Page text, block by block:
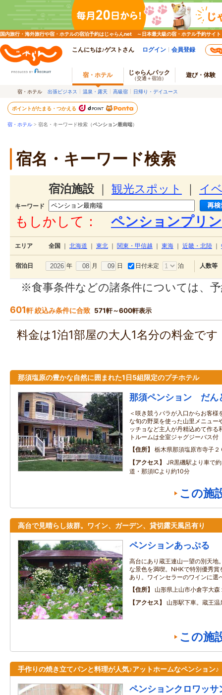
国内旅行・海外旅行や宿・ホテルの宿泊予約はじゃらんnet ～日本最大級の宿・ホテル予約サイト
こんにちは♪ゲストさん ログイン 会員登録
宿・ホテル じゃらんパック
（交通＋宿泊） 遊び・体験
宿・ホテル 出張ビジネス 温泉・露天 高級宿 日帰り・デイユース
ポイントがたまる・つかえる
宿・ホテル > 宿名・キーワード検索（ペンション最南端）
宿名・キーワード検索
宿泊施設 観光スポット イ
キーワード
もしかして： ペンションプリ
エリア 全国 北海道 東北 関東・甲信越 東海 近畿・北陸
宿泊日 年 月 日 日付未定 泊 人数等
※食事条件などの諸条件については、
601軒 絞込み条件に合致 571軒～600軒表示
料金は1泊1部屋の大人1名分の料金で
那須塩原の豊かな自然に囲まれた1日5組限定のプチホテル
那須ペンション だん
＜咲き競うバラが入口からお客様
な旬の野菜を使った山里メニュー
ッチョなど主人が丹精込めて作る
トルームは全室ジャグジーバス付
住所
栃木県那須塩原市寺子２
アクセス
JR黒磯駅より車で
道・那須ICより約10分
この施
高台で見晴らし抜群。ワイン、ガーデン、貸切露天風呂有り
ペンションあっぷる
高台にあり蔵王連山一望の別天地
な景色を満喫。NHKで特別優秀
あり。ワインセラーのワインに選
住所
山形県上山市小倉字大森
アクセス
山形駅下車。蔵王
この施
手作りの焼き立てパンと料理が人気♪アットホームなペンション♪
ペンションクロワッサ